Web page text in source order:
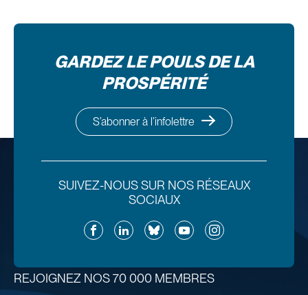
GARDEZ LE POULS DE LA
PROSPÉRITÉ
S’abonner à l’infolettre
SUIVEZ-NOUS SUR NOS RÉSEAUX
SOCIAUX
FacebookLinkedInBlueskyYouTubeInstagram
REJOIGNEZ NOS 70 000 MEMBRES